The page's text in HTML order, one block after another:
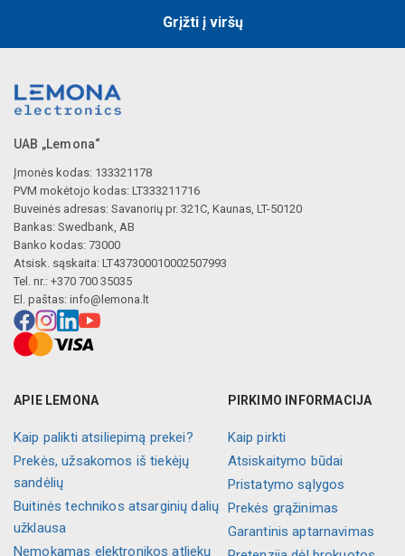
Grįžti į viršų
UAB „Lemona“
Įmonės kodas: 133321178
PVM mokėtojo kodas: LT333211716
Buveinės adresas: Savanorių pr. 321C, Kaunas, LT-50120
Bankas: Swedbank, AB
Banko kodas: 73000
Atsisk. sąskaita: LT437300010002507993
Tel. nr.: +370 700 35035
El. paštas: info@lemona.lt
APIE LEMONA
Kaip palikti atsiliepimą prekei?
Prekės, užsakomos iš tiekėjų
sandėlių
Buitinės technikos atsarginių dalių
užklausa
Nemokamas elektronikos atliekų
PIRKIMO INFORMACIJA
Kaip pirkti
Atsiskaitymo būdai
Pristatymo sąlygos
Prekės grąžinimas
Garantinis aptarnavimas